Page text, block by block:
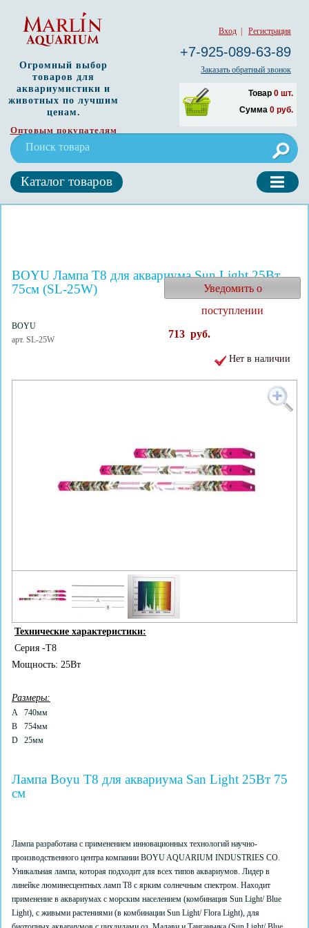
Вход Регистрация
+7-925-089-63-89
Заказать обратный звонок
Товар 0 шт.
Сумма 0 руб.
Огромный выбор
товаров для
аквариумистики и
животных по лучшим
ценам.
Оптовым покупателям
Каталог товаров
BOYU Лампа T8 для аквариума Sun Light 25Вт
75см (SL-25W)
BOYU
арт. SL-25W
Уведомить о
поступлении
713 руб.
Нет в наличии
Технические характеристики:
Серия -Т8
Мощность: 25Вт
Размеры:
A
740мм
B
754мм
D
25мм
Лампа Boyu T8 для аквариума San Light 25Вт 75
см
Лампа разработана с применением инновационных технологий научно-
производственного центра компании BOYU AQUARIUM INDUSTRIES CO.
Уникальная лампа, которая подходит для всех типов аквариумов. Лидер в
линейке люминесцентных ламп Т8 с ярким солнечным спектром. Находит
применение в аквариумах с морским населением (комбинация Sun Light/ Blue
Light), с живыми растениями (в комбинации Sun Light/ Flora Light), для